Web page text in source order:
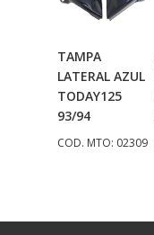
Adicionar
Ao Carrinho
TAMPA
LATERAL AZUL
TODAY125
93/94
COD. MTO: 02309